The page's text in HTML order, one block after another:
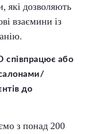
які дозволяють
взаємини із
співпрацює або
до
з понад 200